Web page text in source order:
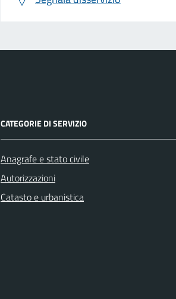
CATEGORIE DI SERVIZIO
Anagrafe e stato civile
Autorizzazioni
Catasto e urbanistica